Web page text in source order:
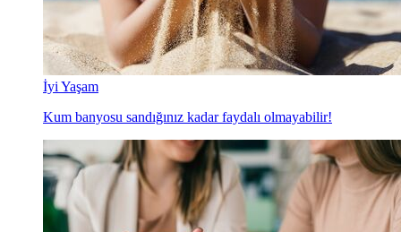
İyi Yaşam
Kum banyosu sandığınız kadar faydalı olmayabilir!